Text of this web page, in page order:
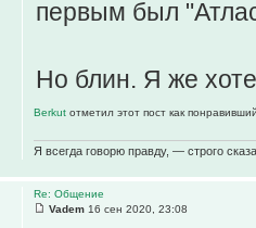
первым был
Но блин. Я же
Berkut отметил этот пост как
Я всегда говорю правду, — строго
Re: Общение
Vadem 16 сен 2020, 23:08